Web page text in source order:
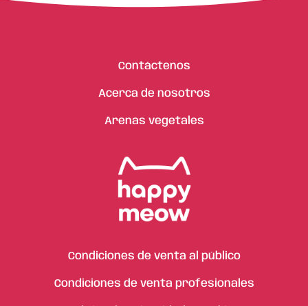
Contáctenos
Acerca de nosotros
Arenas vegetales
Condiciones de venta al público
Condiciones de venta profesionales